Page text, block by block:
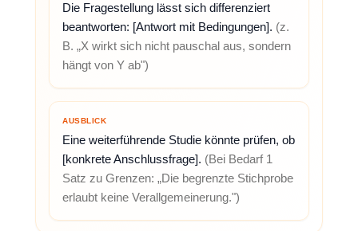
Die Fragestellung lässt sich differenziert
beantworten: [Antwort mit Bedingungen]. (z.
B. „X wirkt sich nicht pauschal aus, sondern
hängt von Y ab")
AUSBLICK
Eine weiterführende Studie könnte prüfen, ob
[konkrete Anschlussfrage]. (Bei Bedarf 1
Satz zu Grenzen: „Die begrenzte Stichprobe
erlaubt keine Verallgemeinerung.")